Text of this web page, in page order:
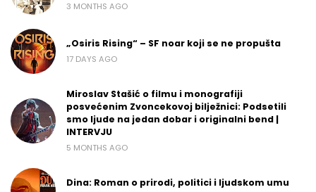
3 MONTHS AGO
„Osiris Rising“ – SF noar koji se ne propušta
17 DAYS AGO
Miroslav Stašić o filmu i monografiji
posvećenim Zvoncekovoj bilježnici: Podsetili
smo ljude na jedan dobar i originalni bend |
INTERVJU
5 MONTHS AGO
Dina: Roman o prirodi, politici i ljudskom umu